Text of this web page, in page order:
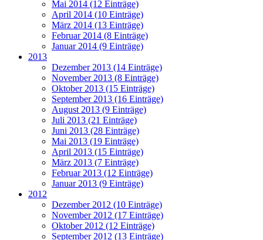
Mai 2014 (12 Einträge)
April 2014 (10 Einträge)
März 2014 (13 Einträge)
Februar 2014 (8 Einträge)
Januar 2014 (9 Einträge)
2013
Dezember 2013 (14 Einträge)
November 2013 (8 Einträge)
Oktober 2013 (15 Einträge)
September 2013 (16 Einträge)
August 2013 (9 Einträge)
Juli 2013 (21 Einträge)
Juni 2013 (28 Einträge)
Mai 2013 (19 Einträge)
April 2013 (15 Einträge)
März 2013 (7 Einträge)
Februar 2013 (12 Einträge)
Januar 2013 (9 Einträge)
2012
Dezember 2012 (10 Einträge)
November 2012 (17 Einträge)
Oktober 2012 (12 Einträge)
September 2012 (13 Einträge)